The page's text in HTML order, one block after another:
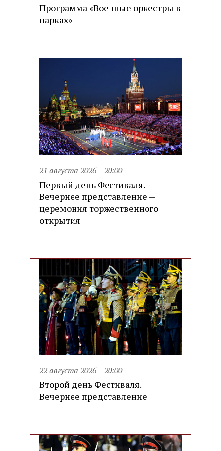
Программа «Военные оркестры в
парках»
21 августа 2026 20:00
Первый день Фестиваля.
Вечернее представление —
церемония торжественного
открытия
22 августа 2026 20:00
Второй день Фестиваля.
Вечернее представление